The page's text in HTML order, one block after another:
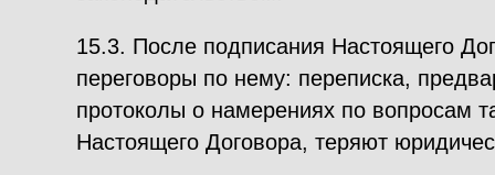
15.3. После подписания Настоящего
переговоры по нему: переписка,
протоколы о намерениях по вопросам
Настоящего Договора, теряют